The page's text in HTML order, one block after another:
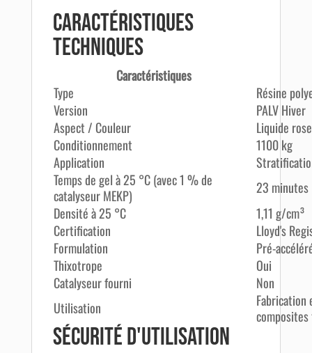
Caractéristiques
techniques
Caractéristiques
Type
Résine
Version
PALV Hiver
Aspect / Couleur
Liquide rose
Conditionnement
1100 kg
Application
Temps de gel à 25 °C (avec 1 % de
catalyseur MEKP)
23 minutes
Densité à 25 °C
1,11 g/cm³
Certification
Lloyd's
Formulation
Pré-
Thixotrope
Oui
Catalyseur fourni
Non
Utilisation
Sécurité d'utilisation